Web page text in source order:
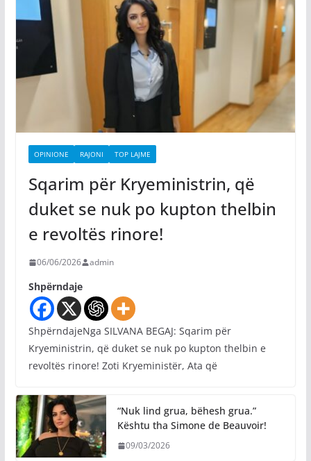
OPINIONE RAJONI TOP LAJME
Sqarim për Kryeministrin, që
duket se nuk po kupton thelbin
e revoltës rinore!
06/06/2026 admin
Shpërndaje
ShpërndajeNga SILVANA BEGAJ: Sqarim për
Kryeministrin, që duket se nuk po kupton thelbin e
revoltës rinore! Zoti Kryeministër, Ata që
“Nuk lind grua, bëhesh grua.”
Kështu tha Simone de Beauvoir!
09/03/2026